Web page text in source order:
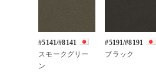
#5141/#8141
スモークグリー
ン
#5191/#8191
ブラック